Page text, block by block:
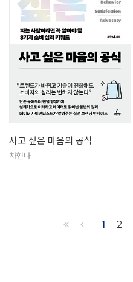
사고 싶은 마음의 공식
차현나
1 2